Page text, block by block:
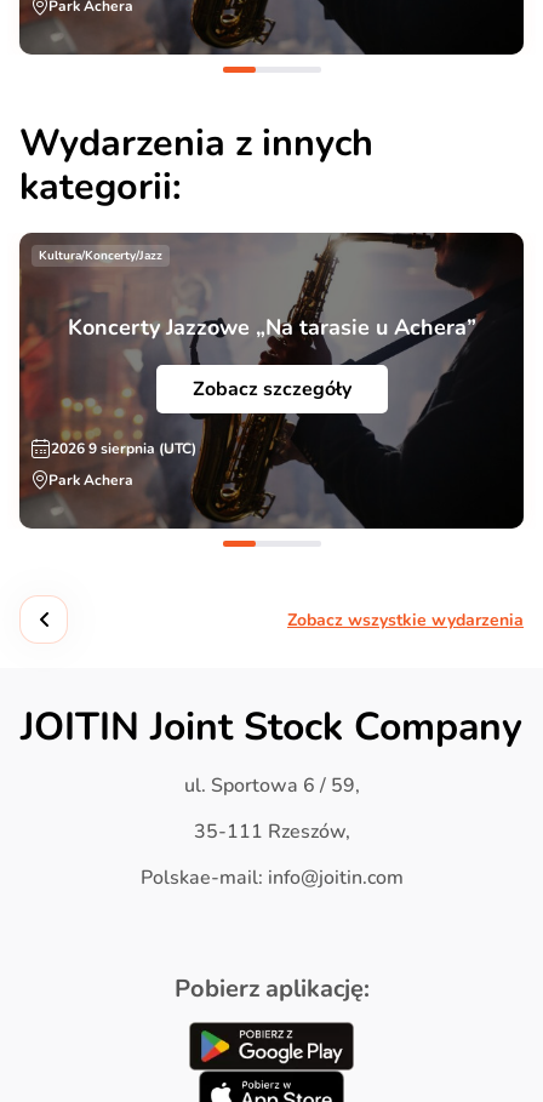
Park Achera
Wydarzenia z innych
kategorii:
Kultura/Koncerty/Jazz
Koncerty Jazzowe „Na tarasie u Achera”
Zobacz szczegóły
2026 9 sierpnia (UTC)
Park Achera
Zobacz wszystkie wydarzenia
JOITIN Joint Stock Company
ul. Sportowa 6 / 59,
35-111 Rzeszów,
Polskae-mail: info@joitin.com
Pobierz aplikację: